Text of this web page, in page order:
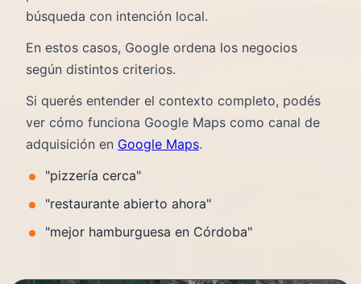
búsqueda con intención local.
En estos casos, Google ordena los negocios
según distintos criterios.
Si querés entender el contexto completo, podés
ver cómo funciona Google Maps como canal de
adquisición en Google Maps.
"pizzería cerca"
"restaurante abierto ahora"
"mejor hamburguesa en Córdoba"